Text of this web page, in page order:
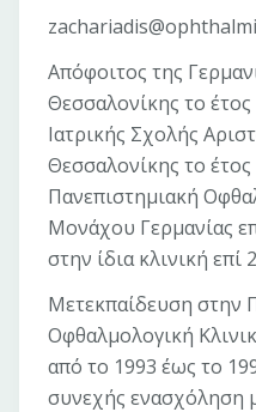
Απόφοιτος της
Θεσσαλονίκης το
Ιατρικής Σχολής
Θεσσαλονίκης το
Πανεπιστημιακή
Μονάχου Γερμανίας
στην ίδια κλινική επί
Μετεκπαίδευση στην
Οφθαλμολογική
από το 1993 έως το
συνεχής ενασχόληση